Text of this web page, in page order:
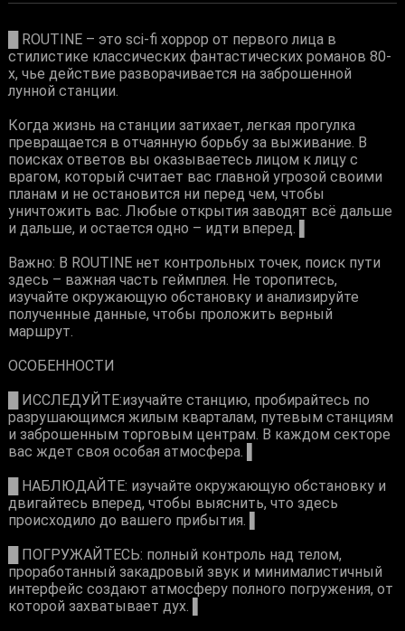
█ ROUTINE – это sci-fi хоррор от первого лица в
стилистике классических фантастических романов 80-
х, чье действие разворачивается на заброшенной
лунной станции.
Когда жизнь на станции затихает, легкая прогулка
превращается в отчаянную борьбу за выживание. В
поисках ответов вы оказываетесь лицом к лицу с
врагом, который считает вас главной угрозой своими
планам и не остановится ни перед чем, чтобы
уничтожить вас. Любые открытия заводят всё дальше
и дальше, и остается одно – идти вперед. ▌
Важно: В ROUTINE нет контрольных точек, поиск пути
здесь – важная часть геймплея. Не торопитесь,
изучайте окружающую обстановку и анализируйте
полученные данные, чтобы проложить верный
маршрут.
ОСОБЕННОСТИ
█ ИССЛЕДУЙТЕ:изучайте станцию, пробирайтесь по
разрушающимся жилым кварталам, путевым станциям
и заброшенным торговым центрам. В каждом секторе
вас ждет своя особая атмосфера. ▌
█ НАБЛЮДАЙТЕ: изучайте окружающую обстановку и
двигайтесь вперед, чтобы выяснить, что здесь
происходило до вашего прибытия. ▌
█ ПОГРУЖАЙТЕСЬ: полный контроль над телом,
проработанный закадровый звук и минималистичный
интерфейс создают атмосферу полного погружения, от
которой захватывает дух. ▌